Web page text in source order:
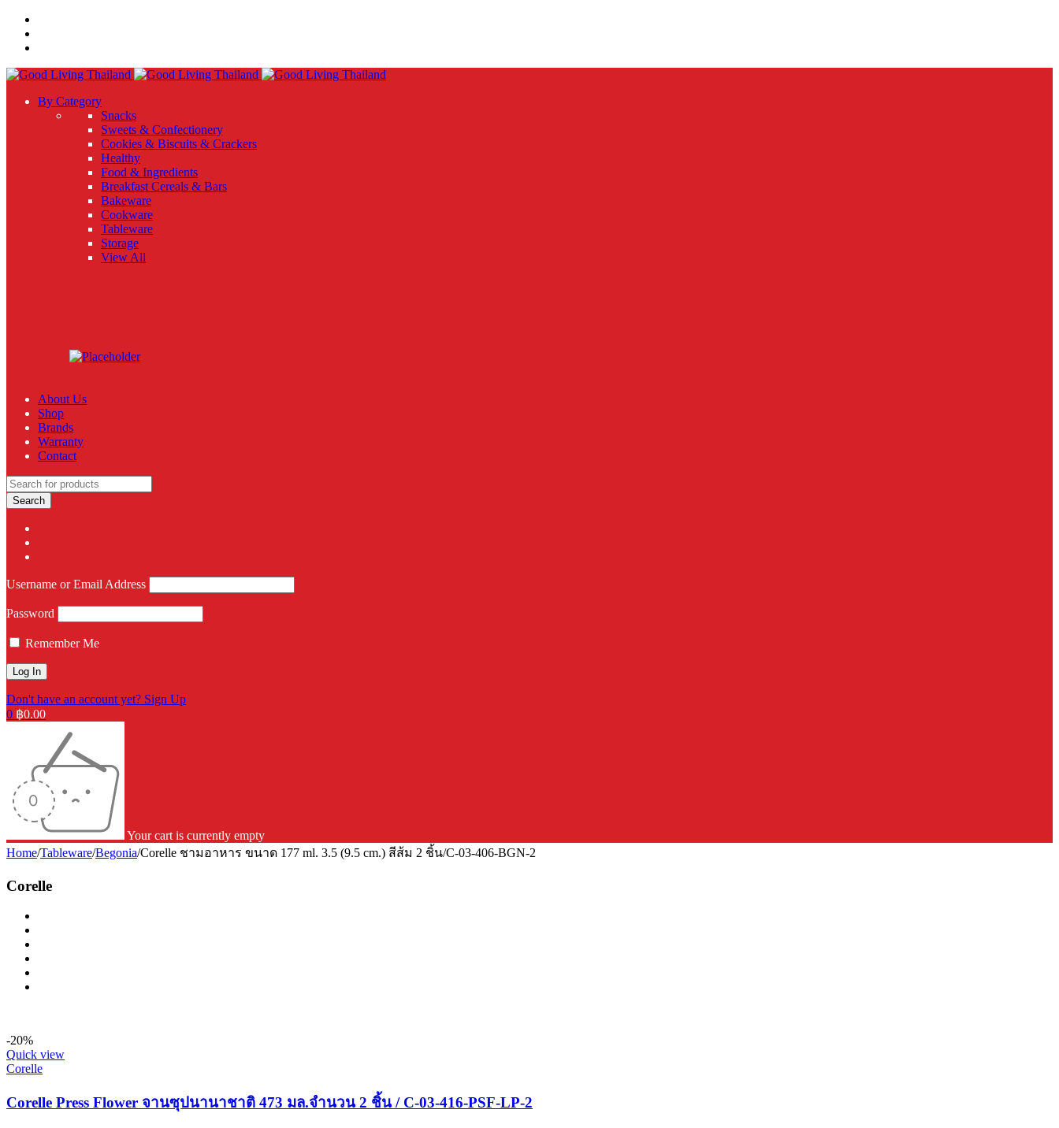
By Category
Snacks
Sweets & Confectionery
Cookies & Biscuits & Crackers
Healthy
Food & Ingredients
Breakfast Cereals & Bars
Bakeware
Cookware
Tableware
Storage
View All
About Us
Shop
Brands
Warranty
Contact
Username or Email Address
Password
Remember Me
Don't have an account yet? Sign Up
0 ฿0.00
Your cart is currently empty
Home/Tableware/Begonia/Corelle ชามอาหาร ขนาด 177 ml. 3.5 (9.5 cm.) สีส้ม 2 ชิ้น/C-03-406-BGN-2
Corelle
-20%
Quick view
Corelle
Corelle Press Flower จานซุปนานาชาติ 473 มล.จำนวน 2 ชิ้น / C-03-416-PSF-LP-2